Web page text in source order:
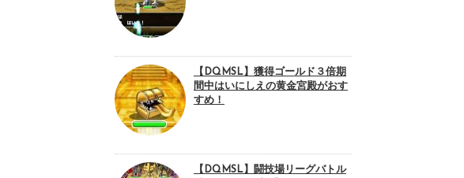
【DQMSL】獲得ゴールド３倍期
間中はいにしえの黄金宮殿がおす
すめ！
【DQMSL】闘技場リーグバトル